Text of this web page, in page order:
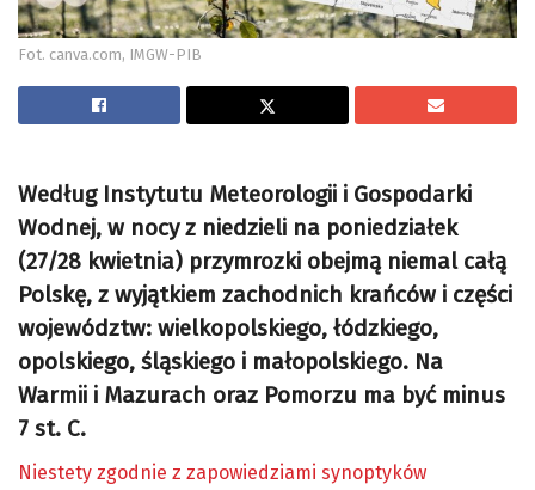
Fot. canva.com, IMGW-PIB
Według Instytutu Meteorologii i Gospodarki
Wodnej, w nocy z niedzieli na poniedziałek
(27/28 kwietnia) przymrozki obejmą niemal całą
Polskę, z wyjątkiem zachodnich krańców i części
województw: wielkopolskiego, łódzkiego,
opolskiego, śląskiego i małopolskiego. Na
Warmii i Mazurach oraz Pomorzu ma być minus
7 st. C.
Niestety zgodnie z zapowiedziami synoptyków